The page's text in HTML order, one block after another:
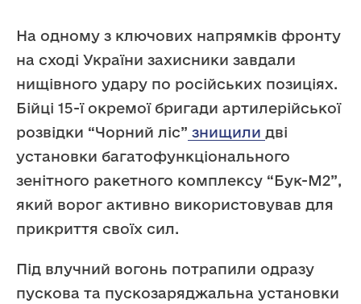
На одному з ключових напрямків фронту
на сході України захисники завдали
нищівного удару по російських позиціях.
Бійці 15-ї окремої бригади артилерійської
розвідки “Чорний ліс” знищили дві
установки багатофункціонального
зенітного ракетного комплексу “Бук-М2”,
який ворог активно використовував для
прикриття своїх сил.
Під влучний вогонь потрапили одразу
пускова та пускозаряджальна установки